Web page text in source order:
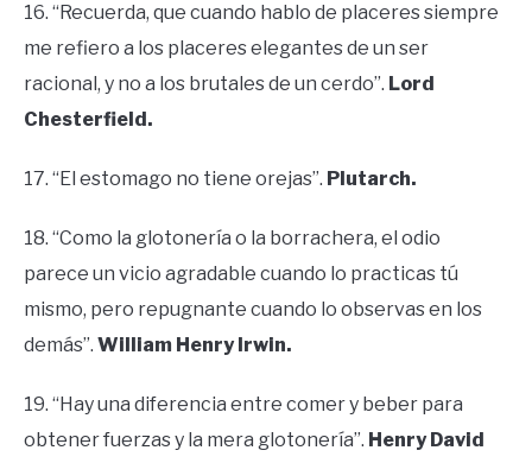
16. “Recuerda, que cuando hablo de placeres siempre
me refiero a los placeres elegantes de un ser
racional, y no a los brutales de un cerdo”. Lord
Chesterfield.
17. “El estomago no tiene orejas”. Plutarch.
18. “Como la glotonería o la borrachera, el odio
parece un vicio agradable cuando lo practicas tú
mismo, pero repugnante cuando lo observas en los
demás”. William Henry Irwin.
19. “Hay una diferencia entre comer y beber para
obtener fuerzas y la mera glotonería”. Henry David